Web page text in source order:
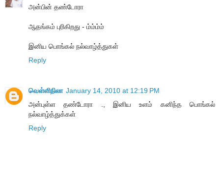
அன்பின் தண்டோரா
ஆதங்கம் புரிகிறது - ம்ம்ம்ம்
இனிய பொங்கல் நல்வாழ்த்துகள்
Reply
வெள்ளிநிலா January 14, 2010 at 12:19 PM
அன்புள்ள தண்டோரா ., இனிய உளம் கனிந்த பொங்கல்
நல்வாழ்த்துக்கள்
Reply